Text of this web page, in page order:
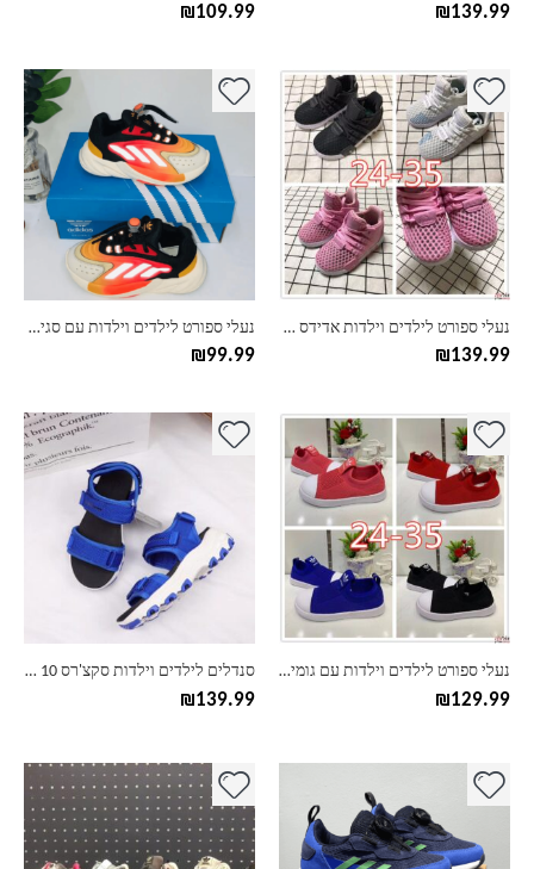
₪139.99
₪109.99
נעלי ספורט לילדים וילדות אדידס ADIDAS – דגם רשת
₪139.99
למוצר
זה
יש
מספר
סוגים.
ניתן
לבחור
את
האפשרויות
בעמוד
נעלי ספורט לילדים וילדות עם סגירת שרוכים אדידס- דגם בילי
₪99.99
למוצר
זה
מספר
סוגים.
ניתן
לבחור
האפשרויות
בעמוד
נעלי ספורט לילדים וילדות עם גומי אדידס ADIDAS
₪129.99
למוצר
יש
מספר
סוגים.
ניתן
לבחור
את
האפשרויות
בעמוד
סנדלים לילדים וילדות סקצ'רס Skechers – 10 צבעים לבחירה
₪139.99
למוצר
סוגים.
ניתן
בעמוד
למוצר
מספר
למוצר
יש
מספר